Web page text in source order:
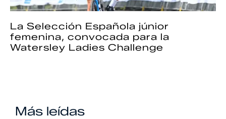
La Selección Española júnior
femenina, convocada para la
Watersley Ladies Challenge
Más leídas